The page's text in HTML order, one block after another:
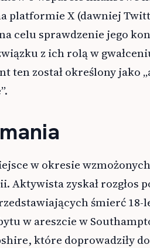
platformie X (dawniej
celu sprawdzenie jego
z ich rolą w
ten został określony jako
w okresie
Aktywista zyskał rozgłos
śmierć 18-
w areszcie w
które doprowadziły